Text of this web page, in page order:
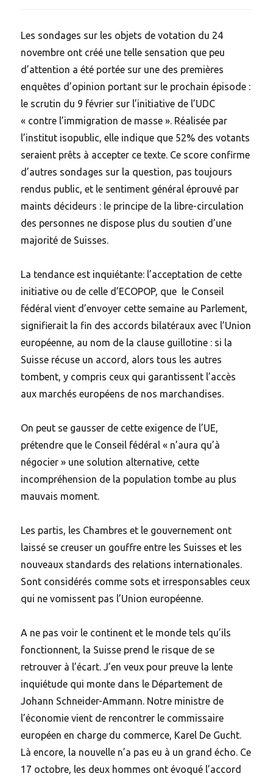
Les sondages sur les objets de votation du 24
novembre ont créé une telle sensation que peu
d’attention a été portée sur une des premières
enquêtes d’opinion portant sur le prochain épisode :
le scrutin du 9 février sur l’initiative de l’UDC
« contre l’immigration de masse ». Réalisée par
l’institut isopublic, elle indique que 52% des votants
seraient prêts à accepter ce texte. Ce score confirme
d’autres sondages sur la question, pas toujours
rendus public, et le sentiment général éprouvé par
maints décideurs : le principe de la libre-circulation
des personnes ne dispose plus du soutien d’une
majorité de Suisses.
La tendance est inquiétante: l’acceptation de cette
initiative ou de celle d’ECOPOP, que le Conseil
fédéral vient d’envoyer cette semaine au Parlement,
signifierait la fin des accords bilatéraux avec l’Union
européenne, au nom de la clause guillotine : si la
Suisse récuse un accord, alors tous les autres
tombent, y compris ceux qui garantissent l’accès
aux marchés européens de nos marchandises.
On peut se gausser de cette exigence de l’UE,
prétendre que le Conseil fédéral « n’aura qu’à
négocier » une solution alternative, cette
incompréhension de la population tombe au plus
mauvais moment.
Les partis, les Chambres et le gouvernement ont
laissé se creuser un gouffre entre les Suisses et les
nouveaux standards des relations internationales.
Sont considérés comme sots et irresponsables ceux
qui ne vomissent pas l’Union européenne.
A ne pas voir le continent et le monde tels qu’ils
fonctionnent, la Suisse prend le risque de se
retrouver à l’écart. J’en veux pour preuve la lente
inquiétude qui monte dans le Département de
Johann Schneider-Ammann. Notre ministre de
l’économie vient de rencontrer le commissaire
européen en charge du commerce, Karel De Gucht.
Là encore, la nouvelle n’a pas eu à un grand écho. Ce
17 octobre, les deux hommes ont évoqué l’accord